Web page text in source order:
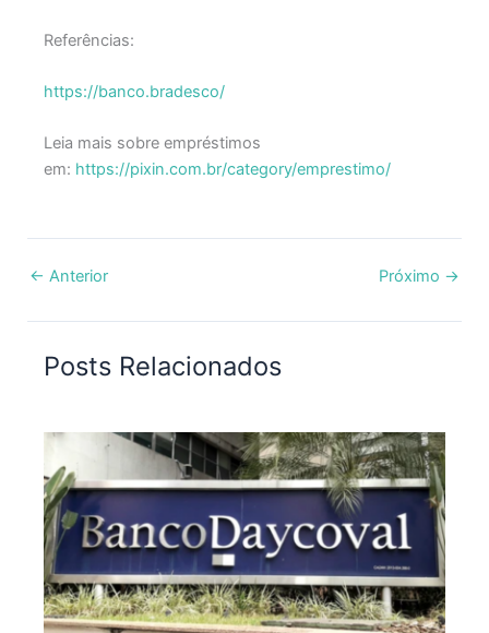
Referências:
https://banco.bradesco/
Leia mais sobre empréstimos
em: https://pixin.com.br/category/emprestimo/
← Anterior Próximo →
Posts Relacionados